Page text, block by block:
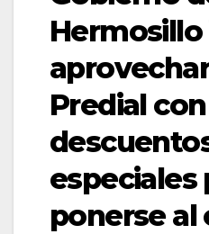
Hermosillo
Predial con
especiales
ponerse al